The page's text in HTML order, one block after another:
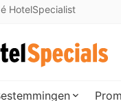
HotelSpecialist